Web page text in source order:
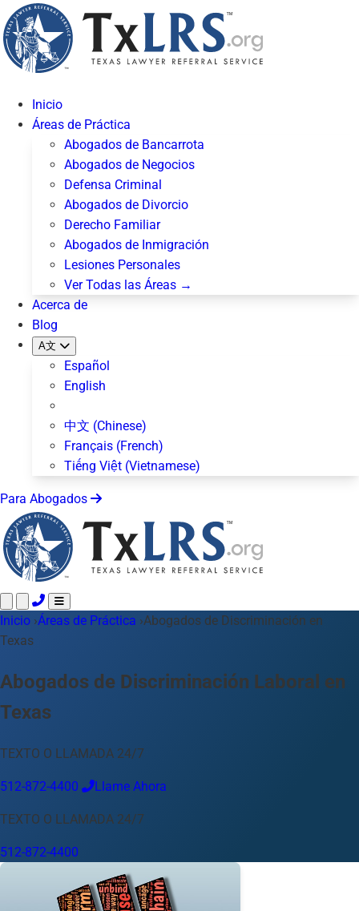
Inicio
Áreas de Práctica
Abogados de Bancarrota
Abogados de Negocios
Defensa Criminal
Abogados de Divorcio
Derecho Familiar
Abogados de Inmigración
Lesiones Personales
Ver Todas las Áreas →
Acerca de
Blog
A文
Español
English
中文 (Chinese)
Français (French)
Tiếng Việt (Vietnamese)
Para Abogados
Llame 24/7 · 512-872-4400 Envíe un Texto
Acerca de Nosotros
Blog
Para Abogados
Idioma
Español English 中文 Français
Su Ubicación
Austin 512-872-4400
Usar mi ubicación
Amarillo Austin Beaumont
Inicio ›Áreas de Práctica ›Abogados de Discriminación en
Texas
Abogados de Discriminación Laboral en
Texas
TEXTO O LLAMADA 24/7
512-872-4400 Llame Ahora
TEXTO O LLAMADA 24/7
512-872-4400